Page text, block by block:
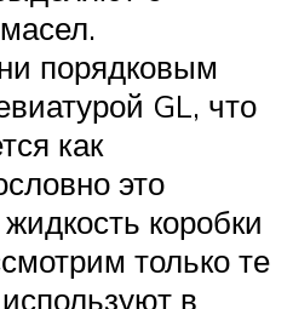
порядковым
GL, что
как
это
коробки
только те
в